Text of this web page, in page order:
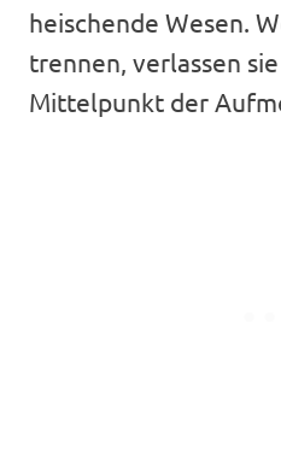
heischende Wesen.
trennen, verlassen
Mittelpunkt der